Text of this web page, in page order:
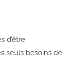
d’être
seuls besoins de